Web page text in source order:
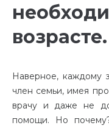
возрасте.
Наверное, каждому
член семьи, имея
врачу и даже не
помощи. Но